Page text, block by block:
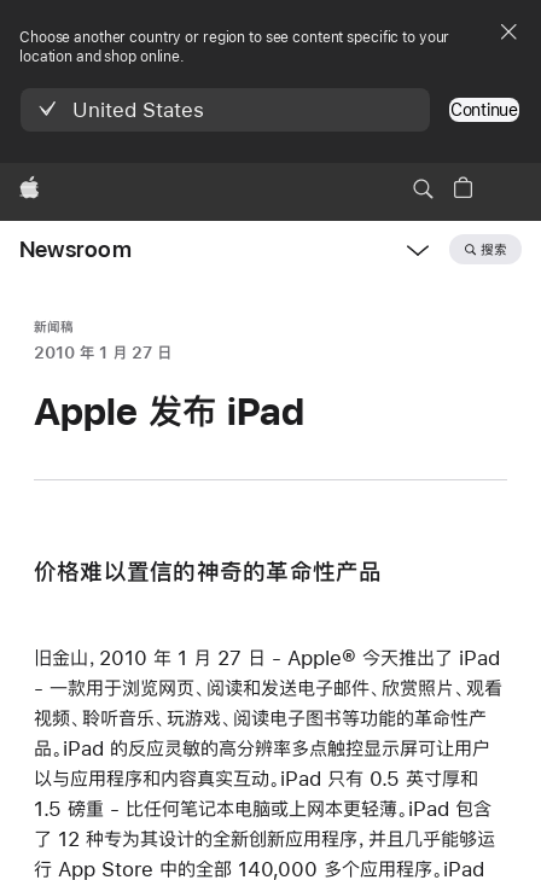
Choose another country or region to see content specific to your
location and shop online.
United States Continue
Apple
Newsroom 搜索
新闻稿
2010 年 1 月 27 日
Apple 发布 iPad
价格难以置信的神奇的革命性产品
旧金山，2010 年 1 月 27 日 - Apple® 今天推出了 iPad
- 一款用于浏览网页、阅读和发送电子邮件、欣赏照片、观看
视频、聆听音乐、玩游戏、阅读电子图书等功能的革命性产
品。iPad 的反应灵敏的高分辨率多点触控显示屏可让用户
以与应用程序和内容真实互动。iPad 只有 0.5 英寸厚和
1.5 磅重 - 比任何笔记本电脑或上网本更轻薄。iPad 包含
了 12 种专为其设计的全新创新应用程序，并且几乎能够运
行 App Store 中的全部 140,000 多个应用程序。iPad